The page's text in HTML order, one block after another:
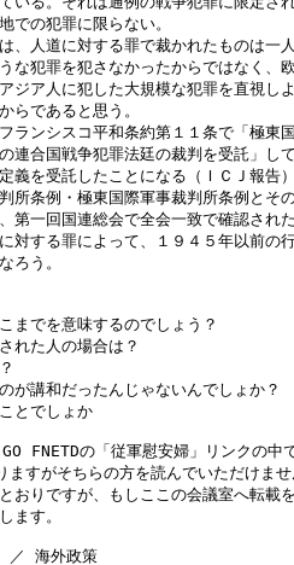
での犯罪に限らない。
人道に対する罪で裁かれたものは一
な犯罪を犯さなかったからではなく、
ジア人に犯した大規模な犯罪を直視し
らであると思う。
ンシスコ平和条約第１１条で「極東
連合国戦争犯罪法廷の裁判を受託」し
義を受託したことになる（ＩＣＪ報告
所条例・極東国際軍事裁判所条例とそ
第一回国連総会で全会一致で確認され
対する罪によって、１９４５年以前の
ろう。
までを意味するのでしょう？
れた人の場合は？
が講和だったんじゃないんでしょか？
とでしょか
FNETDの「従軍慰安婦」リンクの中
すがそちらの方を読んでいただけま
おりですが、もしここの会議室へ転載
ます。
海外政策